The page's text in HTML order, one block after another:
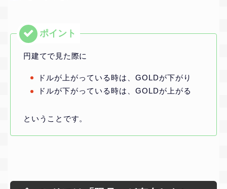
円建てで見た際に
ドルが上がっている時は、GOLDが下がり
ドルが下がっている時は、GOLDが上がる
ということです。